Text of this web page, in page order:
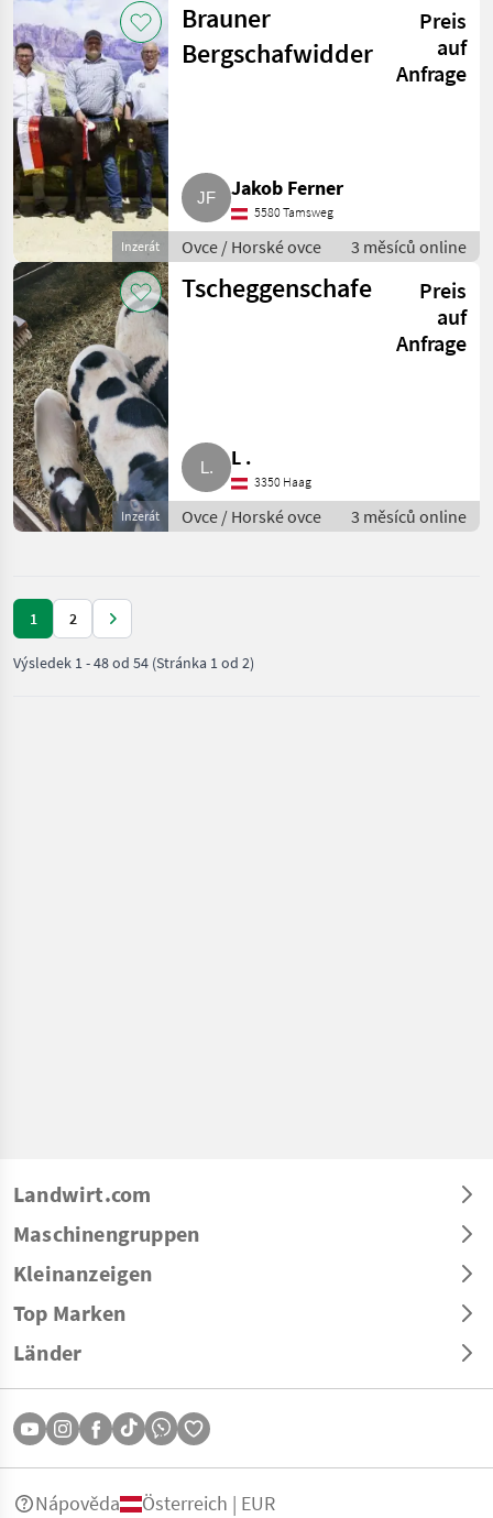
Inzerát
Brauner
Bergschafwidder
Preis
auf
Anfrage
Jakob Ferner
5580 Tamsweg
Ovce / Horské ovce 3 měsíců online
Inzerát
Tscheggenschafe
Preis
auf
Anfrage
L .
3350 Haag
Ovce / Horské ovce 3 měsíců online
1 2
Výsledek 1-48od 54 (Stránka 1 od 2)
Landwirt.com
Maschinengruppen
Kleinanzeigen
Top Marken
Länder
Nápověda Österreich | EUR